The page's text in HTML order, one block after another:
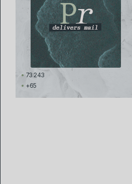
73 243
+65